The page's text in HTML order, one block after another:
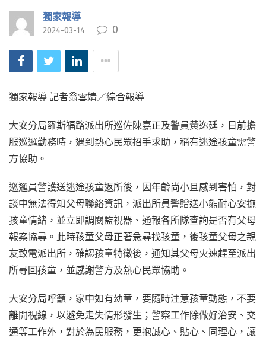
獨家報導
2024-03-14 0
獨家報導 記者翁雪婧／綜合報導
大安分局羅斯福路派出所巡佐陳嘉正及警員黃逸廷，日前擔
服巡邏勤務時，遇到熱心民眾招手求助，稱有迷途孩童需警
方協助。
巡邏員警護送迷途孩童返所後，因年齡尚小且感到害怕，對
談中無法得知父母聯絡資訊，派出所員警贈送小熊耐心安撫
孩童情緒，並立即調閱監視器、通報各所隊查詢是否有父母
報案協尋。此時孩童父母正著急尋找孩童，後孩童父母之親
友致電派出所，確認孩童特徵後，通知其父母火速趕至派出
所尋回孩童，並感謝警方及熱心民眾協助。
大安分局呼籲，家中如有幼童，要隨時注意孩童動態，不要
離開視線，以避免走失情形發生；警察工作除做好治安、交
通等工作外，對於為民服務，更抱誠心、貼心、同理心，讓